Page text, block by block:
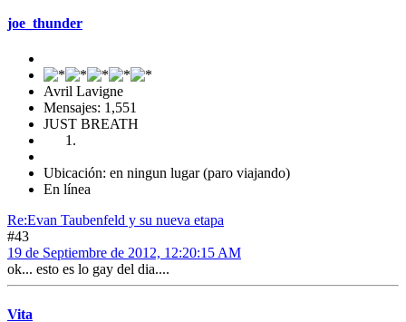
joe_thunder
Avril Lavigne
Mensajes: 1,551
JUST BREATH
Ubicación: en ningun lugar (paro viajando)
En línea
Re:Evan Taubenfeld y su nueva etapa
#43
19 de Septiembre de 2012, 12:20:15 AM
ok... esto es lo gay del dia....
Vita